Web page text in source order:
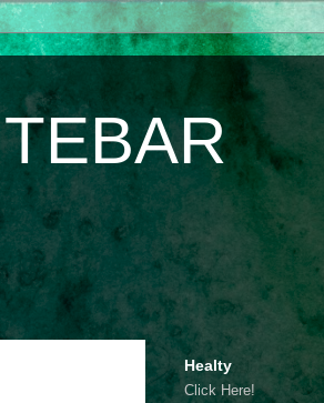
Healty
Click Here!